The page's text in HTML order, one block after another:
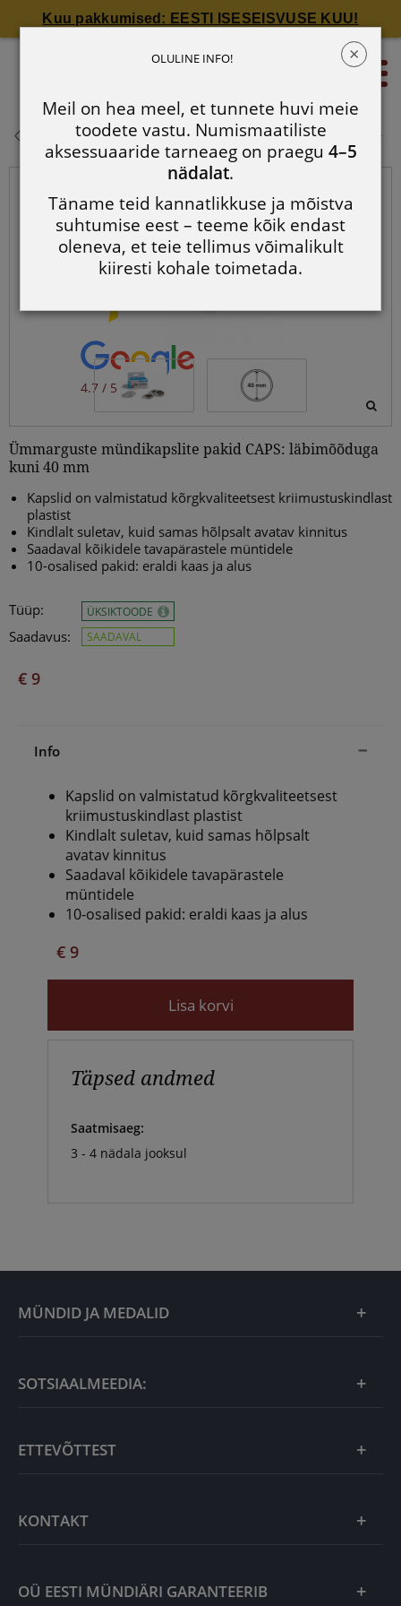
Kuu pakkumised: EESTI ISESEISVUSE KUU!
4.7 / 5
Ümmarguste mündikapslite pakid
CAPS: läbimõõduga kuni 40 mm
Ümmarguste mündikapslite pakid CAPS: läbimõõduga
kuni 40 mm
Kapslid on valmistatud kõrgkvaliteetsest kriimustuskindlast
plastist
Kindlalt suletav, kuid samas hõlpsalt avatav kinnitus
Saadaval kõikidele tavapärastele müntidele
10-osalised pakid: eraldi kaas ja alus
Tüüp:
Saadavus:
ÜKSIKTOODE
SAADAVAL
€ 9
Info
Kapslid on valmistatud kõrgkvaliteetsest
kriimustuskindlast plastist
Kindlalt suletav, kuid samas hõlpsalt
avatav kinnitus
Saadaval kõikidele tavapärastele
müntidele
10-osalised pakid: eraldi kaas ja alus
€ 9
Lisa korvi
Täpsed andmed
Saatmisaeg:
3 - 4 nädala jooksul
Ümmarguste mündikapslite pakid
MÜNDID JA MEDALID
Eesti tooted
Kuld
SOTSIAALMEEDIA:
ETTEVÕTTEST
KONTAKT
OÜ EESTI MÜNDIÄRI GARANTEERIB
×
OLULINE INFO!
Meil on hea meel, et tunnete huvi meie
toodete vastu. Numismaatiliste
aksessuaaride tarneaeg on praegu 4–5
nädalat.
Täname teid kannatlikkuse ja mõistva
suhtumise eest – teeme kõik endast
oleneva, et teie tellimus võimalikult
kiiresti kohale toimetada.